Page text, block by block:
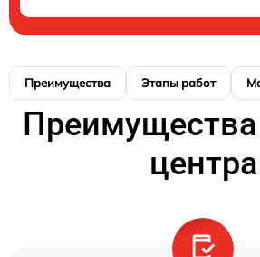
Преимущества Этапы работ
Преимущества
центра